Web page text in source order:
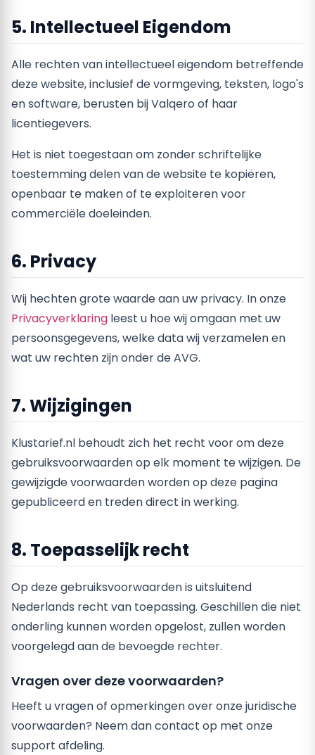
5. Intellectueel Eigendom
Alle rechten van intellectueel eigendom betreffende
deze website, inclusief de vormgeving, teksten, logo's
en software, berusten bij Valqero of haar
licentiegevers.
Het is niet toegestaan om zonder schriftelijke
toestemming delen van de website te kopiëren,
openbaar te maken of te exploiteren voor
commerciële doeleinden.
6. Privacy
Wij hechten grote waarde aan uw privacy. In onze
Privacyverklaring leest u hoe wij omgaan met uw
persoonsgegevens, welke data wij verzamelen en
wat uw rechten zijn onder de AVG.
7. Wijzigingen
Klustarief.nl behoudt zich het recht voor om deze
gebruiksvoorwaarden op elk moment te wijzigen. De
gewijzigde voorwaarden worden op deze pagina
gepubliceerd en treden direct in werking.
8. Toepasselijk recht
Op deze gebruiksvoorwaarden is uitsluitend
Nederlands recht van toepassing. Geschillen die niet
onderling kunnen worden opgelost, zullen worden
voorgelegd aan de bevoegde rechter.
Vragen over deze voorwaarden?
Heeft u vragen of opmerkingen over onze juridische
voorwaarden? Neem dan contact op met onze
support afdeling.